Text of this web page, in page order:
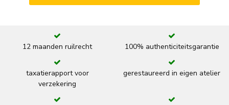
12 maanden ruilrecht 100% authenticiteitsgarantie
taxatierapport voor
verzekering
gerestaureerd in eigen atelier